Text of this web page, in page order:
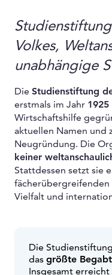
Volkes,
unabhängige
Die Studienstiftung
erstmals im Jahr 1925
Wirtschaftshilfe
aktuellen Namen und
Neugründung. Die
keiner
Stattdessen setzt sie
fächerübergreifenden
Vielfalt und
Die
das größte
Insgesamt